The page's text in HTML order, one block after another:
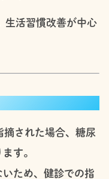
生活習慣改善が中心
された場合、糖尿
す。
ため、健診での指